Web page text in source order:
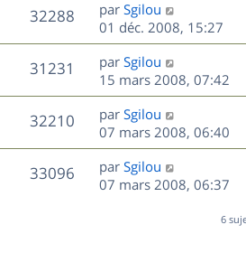
s
r
m
e
s
s
a
g
e
e
n
i
e
r
m
e
s
s
a
g
e
32288V
u
s
D
e
r
n
i
e
r
m
e
s
s
par Sgilou
01 déc. 2008, 15:27
31231
u
D
e
r
n
i
e
r
m
par Sgilou
15 mars 2008, 07:42
32210V
u
e
D
e
r
n
i
par Sgilou
07 mars 2008, 06:40
33096V
D
e
par Sgilou
07 mars 2008, 06:37
6